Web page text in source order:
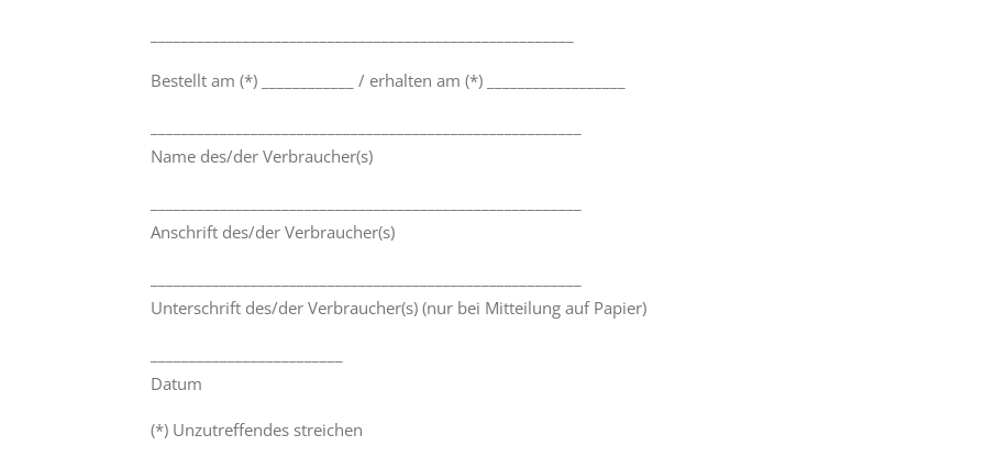
Bestellt am (*) ____________ / erhalten am (*) __________________
Name des/der Verbraucher(s)
Anschrift des/der Verbraucher(s)
Unterschrift des/der Verbraucher(s) (nur bei Mitteilung auf Papier)
Datum
(*) Unzutreffendes streichen